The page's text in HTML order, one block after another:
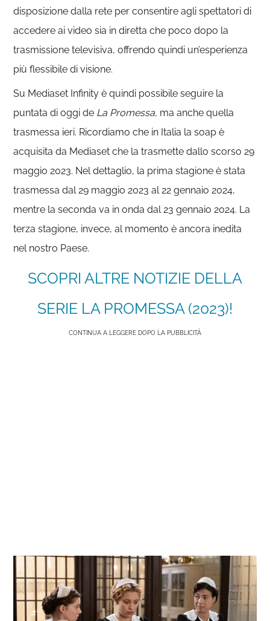
disposizione dalla rete per consentire agli spettatori di
accedere ai video sia in diretta che poco dopo la
trasmissione televisiva, offrendo quindi un’esperienza
più flessibile di visione.
Su Mediaset Infinity è quindi possibile seguire la
puntata di oggi de La Promessa, ma anche quella
trasmessa ieri. Ricordiamo che in Italia la soap è
acquisita da Mediaset che la trasmette dallo scorso 29
maggio 2023. Nel dettaglio, la prima stagione è stata
trasmessa dal 29 maggio 2023 al 22 gennaio 2024,
mentre la seconda va in onda dal 23 gennaio 2024. La
terza stagione, invece, al momento è ancora inedita
nel nostro Paese.
SCOPRI ALTRE NOTIZIE DELLA
SERIE LA PROMESSA (2023)!
CONTINUA A LEGGERE DOPO LA PUBBLICITÀ